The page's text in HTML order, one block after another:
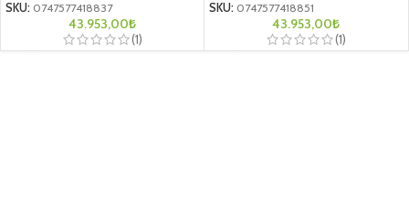
SKU: 0747577418837
43.953,00₺
(1)
SKU: 0747577418851
43.953,00₺
(1)